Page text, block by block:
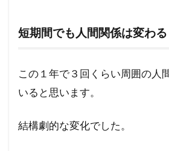
短期間でも人間関係は変わる
この１年で３回くらい周囲の人
いると思います。
結構劇的な変化でした。